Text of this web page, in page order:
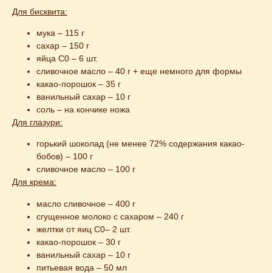
Для бисквита:
мука – 115 г
сахар – 150 г
яйца С0 – 6 шт.
сливочное масло – 40 г + еще немного для формы
какао-порошок – 35 г
ванильный сахар – 10 г
соль – на кончике ножа
Для глазури:
горький шоколад (не менее 72% содержания какао-
бобов) – 100 г
сливочное масло – 100 г
Для крема:
масло сливочное – 400 г
сгущенное молоко с сахаром – 240 г
желтки от яиц С0– 2 шт.
какао-порошок – 30 г
ванильный сахар – 10 г
питьевая вода – 50 мл